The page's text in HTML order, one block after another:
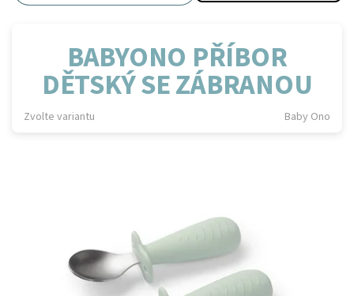
BABYONO PŘÍBOR
DĚTSKÝ SE ZÁBRANOU
Zvolte variantu Baby Ono